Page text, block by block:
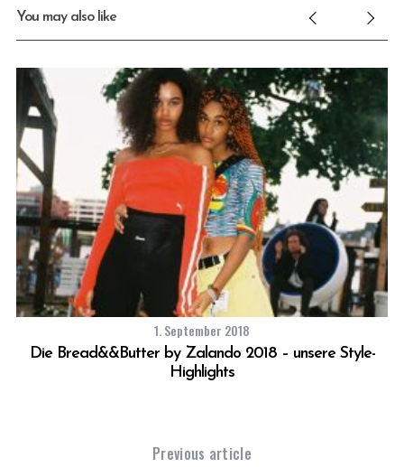
You may also like
1. September 2018
Die Bread&&Butter by Zalando 2018 – unsere Style-
Highlights
Previous article